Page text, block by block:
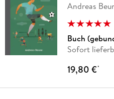
Andreas
Buch
Sofort
19,80 €*